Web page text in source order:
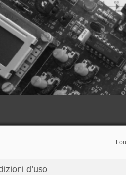
d’uso